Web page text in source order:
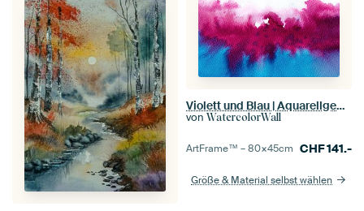
Violett und Blau | Aquarellgemälde
von WatercolorWall
ArtFrame™ –80×45cm CHF141.-
Größe & Material selbst wählen